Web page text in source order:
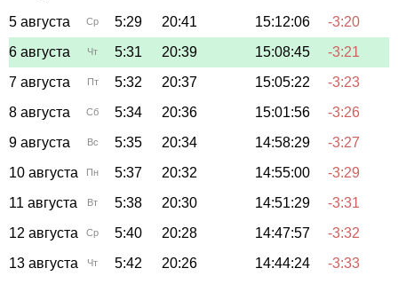
5 августа
Ср 5:29 20:41 15:12:06
-3:20
6 августа
Чт 5:31 20:39 15:08:45
-3:21
7 августа
Пт 5:32 20:37 15:05:22
-3:23
8 августа
Сб 5:34 20:36 15:01:56
-3:26
9 августа
Вс 5:35 20:34 14:58:29
-3:27
10 августа
Пн 5:37 20:32 14:55:00
-3:29
11 августа
Вт 5:38 20:30 14:51:29
-3:31
12 августа
Ср 5:40 20:28 14:47:57
-3:32
13 августа
Чт 5:42 20:26 14:44:24
-3:33